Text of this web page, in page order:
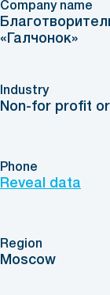
Company name
«Галчонок»
Industry
Non-for profit
Phone
Reveal data
Region
Moscow